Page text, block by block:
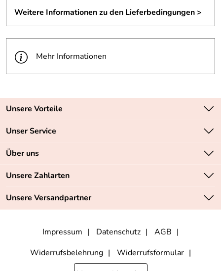
Weitere Informationen zu den Lieferbedingungen >
Mehr Informationen
Unsere Vorteile
Zahlungsarten: Vorkasse, PayPal, PayPal Express
Unser Service
Kontakt
Retourenabwicklung
Lieferbedingungen
Über uns
Unsere Bestseller
Neu
Unsere Zahlarten
Unsere Versandpartner
Impressum Datenschutz
AGB
Widerrufsbelehrung
Widerrufsformular